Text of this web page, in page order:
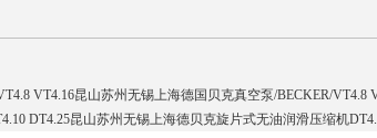
VT4.16昆山苏州无锡上海德国贝克真空泵/BECKER/VT4.8
DT4.25昆山苏州无锡上海德贝克旋片式无油润滑压缩机